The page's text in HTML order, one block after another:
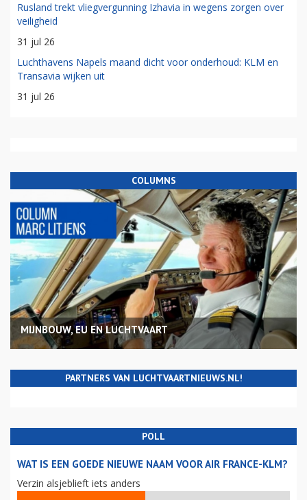
Rusland trekt vliegvergunning Izhavia in wegens zorgen over
veiligheid
31 jul 26
Luchthavens Napels maand dicht voor onderhoud: KLM en
Transavia wijken uit
31 jul 26
COLUMNS
MIJNBOUW, EU EN LUCHTVAART
PARTNERS VAN LUCHTVAARTNIEUWS.NL!
POLL
WAT IS EEN GOEDE NIEUWE NAAM VOOR AIR FRANCE-KLM?
Verzin alsjeblieft iets anders